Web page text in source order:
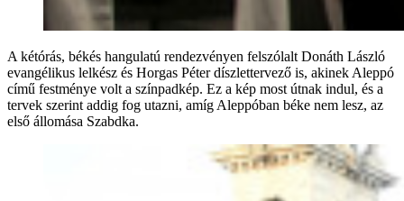
A kétórás, békés hangulatú rendezvényen felszólalt Donáth László
evangélikus lelkész és Horgas Péter díszlettervező is, akinek Aleppó
című festménye volt a színpadkép. Ez a kép most útnak indul, és a
tervek szerint addig fog utazni, amíg Aleppóban béke nem lesz, az
első állomása Szabdka.